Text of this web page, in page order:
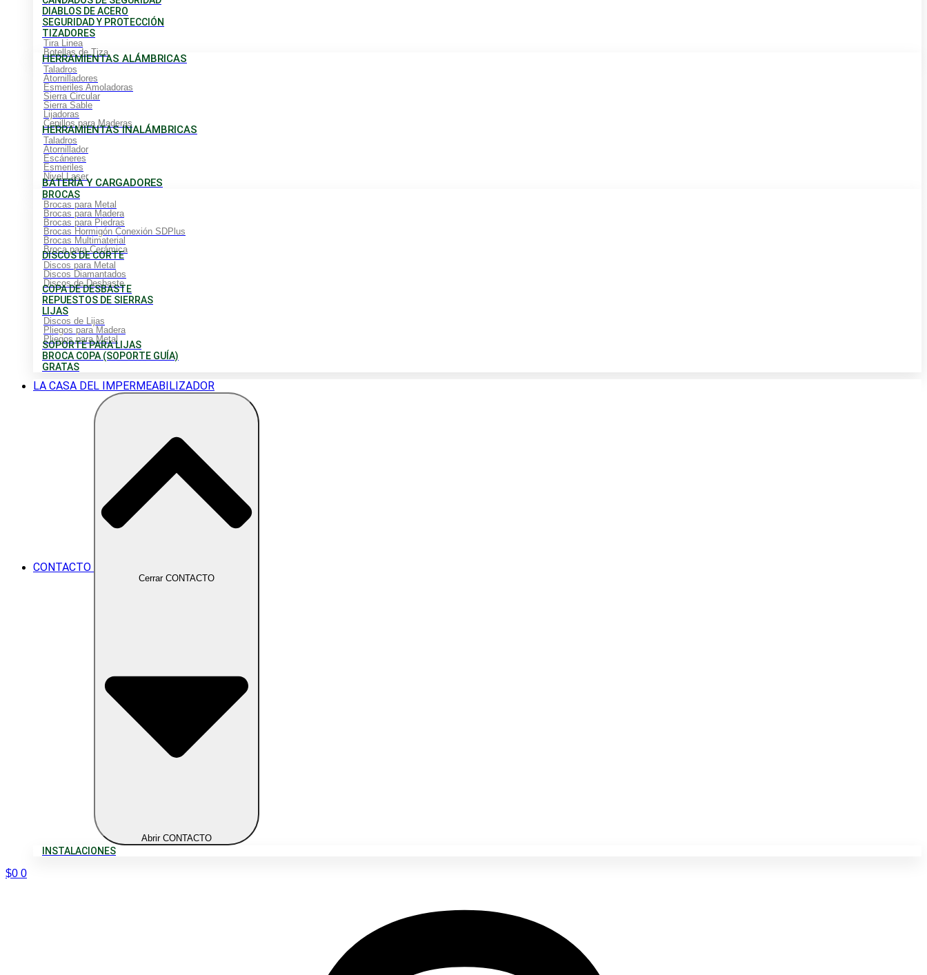
DIABLOS DE ACERO
SEGURIDAD Y PROTECCIÓN
TIZADORES
Tira Linea
Botellas de Tiza
HERRAMIENTAS ALÁMBRICAS
Taladros
Atornilladores
Esmeriles Amoladoras
Sierra Circular
Sierra Sable
Lijadoras
Cepillos para Maderas
HERRAMIENTAS INALÁMBRICAS
Taladros
Atornillador
Escáneres
Esmeriles
Nivel Laser
BATERÍA Y CARGADORES
BROCAS
Brocas para Metal
Brocas para Madera
Brocas para Piedras
Brocas Hormigón Conexión SDPlus
Brocas Multimaterial
Broca para Cerámica
DISCOS DE CORTE
Discos para Metal
Discos Diamantados
Discos de Desbaste
COPA DE DESBASTE
REPUESTOS DE SIERRAS
LIJAS
Discos de Lijas
Pliegos para Madera
Pliegos para Metal
SOPORTE PARA LIJAS
BROCA COPA (SOPORTE GUÍA)
GRATAS
LA CASA DEL IMPERMEABILIZADOR
CONTACTO
Cerrar CONTACTO
Abrir CONTACTO
INSTALACIONES
$0 0